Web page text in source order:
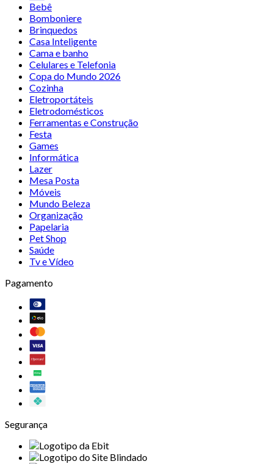
Bebê
Bomboniere
Brinquedos
Casa Inteligente
Cama e banho
Celulares e Telefonia
Copa do Mundo 2026
Cozinha
Eletroportáteis
Eletrodomésticos
Ferramentas e Construção
Festa
Games
Informática
Lazer
Mesa Posta
Móveis
Mundo Beleza
Organização
Papelaria
Pet Shop
Saúde
Tv e Vídeo
Pagamento
Segurança